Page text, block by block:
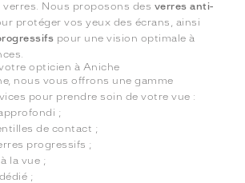
verres. Nous proposons des verres anti-
protéger vos yeux des écrans, ainsi
pour une vision optimale à
opticien à Aniche
nous vous offrons une gamme
pour prendre soin de votre vue :
;
de contact ;
progressifs ;
la vue ;
;